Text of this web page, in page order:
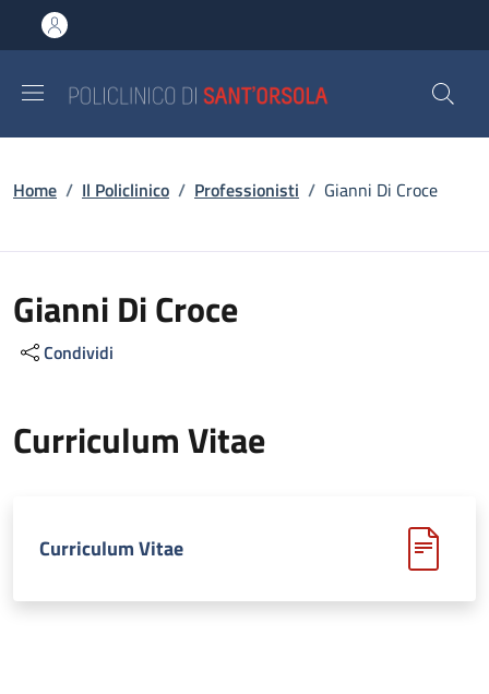
al contenuto principale
to footer content
Briciole di pane
Home / Il Policlinico / Professionisti / Gianni Di Croce
Gianni Di Croce
Condividi
Curriculum Vitae
Curriculum Vitae